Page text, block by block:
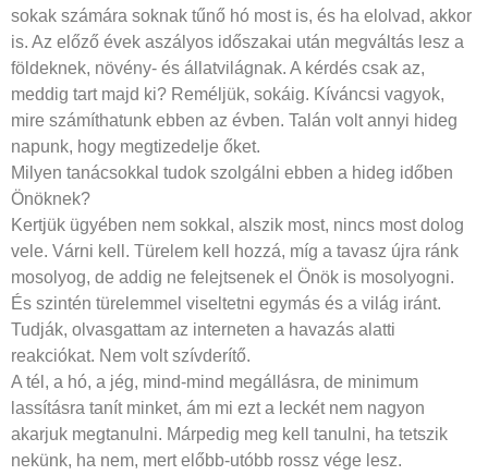
sokak számára soknak tűnő hó most is, és ha elolvad, akkor
is. Az előző évek aszályos időszakai után megváltás lesz a
földeknek, növény- és állatvilágnak. A kérdés csak az,
meddig tart majd ki? Reméljük, sokáig. Kíváncsi vagyok,
mire számíthatunk ebben az évben. Talán volt annyi hideg
napunk, hogy megtizedelje őket.
Milyen tanácsokkal tudok szolgálni ebben a hideg időben
Önöknek?
Kertjük ügyében nem sokkal, alszik most, nincs most dolog
vele. Várni kell. Türelem kell hozzá, míg a tavasz újra ránk
mosolyog, de addig ne felejtsenek el Önök is mosolyogni.
És szintén türelemmel viseltetni egymás és a világ iránt.
Tudják, olvasgattam az interneten a havazás alatti
reakciókat. Nem volt szívderítő.
A tél, a hó, a jég, mind-mind megállásra, de minimum
lassításra tanít minket, ám mi ezt a leckét nem nagyon
akarjuk megtanulni. Márpedig meg kell tanulni, ha tetszik
nekünk, ha nem, mert előbb-utóbb rossz vége lesz.